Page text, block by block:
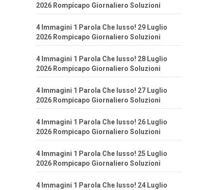
2026 Rompicapo Giornaliero Soluzioni
4 Immagini 1 Parola Che lusso! 29 Luglio
2026 Rompicapo Giornaliero Soluzioni
4 Immagini 1 Parola Che lusso! 28 Luglio
2026 Rompicapo Giornaliero Soluzioni
4 Immagini 1 Parola Che lusso! 27 Luglio
2026 Rompicapo Giornaliero Soluzioni
4 Immagini 1 Parola Che lusso! 26 Luglio
2026 Rompicapo Giornaliero Soluzioni
4 Immagini 1 Parola Che lusso! 25 Luglio
2026 Rompicapo Giornaliero Soluzioni
4 Immagini 1 Parola Che lusso! 24 Luglio